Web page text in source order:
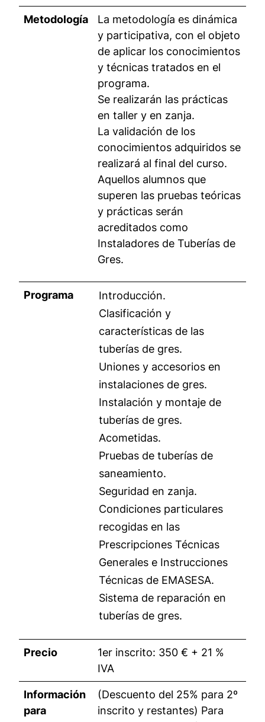
Metodología
La metodología es dinámica
y participativa, con el objeto
de aplicar los conocimientos
y técnicas tratados en el
programa.
Se realizarán las prácticas
en taller y en zanja.
La validación de los
conocimientos adquiridos se
realizará al final del curso.
Aquellos alumnos que
superen las pruebas teóricas
y prácticas serán
acreditados como
Instaladores de Tuberías de
Gres.
Programa
Introducción.
Clasificación y
características de las
tuberías de gres.
Uniones y accesorios en
instalaciones de gres.
Instalación y montaje de
tuberías de gres.
Acometidas.
Pruebas de tuberías de
saneamiento.
Seguridad en zanja.
Condiciones particulares
recogidas en las
Prescripciones Técnicas
Generales e Instrucciones
Técnicas de EMASESA.
Sistema de reparación en
tuberías de gres.
Precio
1er inscrito: 350 € + 21 %
IVA
Información
para
(Descuento del 25% para 2º
inscrito y restantes) Para